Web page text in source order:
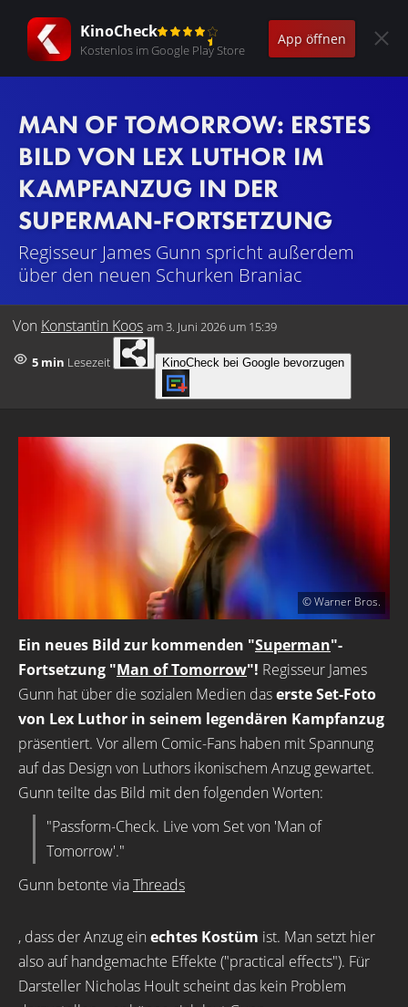
KinoCheck
Kostenlos im Google Play Store
App öffnen
MAN OF TOMORROW: ERSTES
BILD VON LEX LUTHOR IM
KAMPFANZUG IN DER
SUPERMAN-FORTSETZUNG
Regisseur James Gunn spricht außerdem
über den neuen Schurken Braniac
Von Konstantin Koos am3. Juni 2026 um 15:39
5 min Lesezeit KinoCheck bei Google bevorzugen
© Warner Bros.
Ein neues Bild zur kommenden "Superman"-
Fortsetzung "Man of Tomorrow"! Regisseur James
Gunn hat über die sozialen Medien daserste Set-Foto
von Lex Luthor in seinem legendären Kampfanzug
präsentiert. Vor allem Comic-Fans haben mit Spannung
auf das Design von Luthors ikonischem Anzug gewartet.
Gunn teilte das Bild mit den folgenden Worten:
"Passform-Check. Live vom Set von 'Man of
Tomorrow'."
Gunn betonte viaThreads
, dass der Anzug ein echtes Kostüm ist. Man setzt hier
also auf handgemachte Effekte ("practical effects"). Für
Darsteller Nicholas Hoult scheint das kein Problem